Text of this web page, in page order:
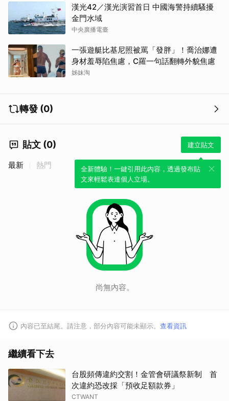
漢光42／漢光演習首日 中國海警持續騷擾
金門水域
中央廣播電臺
一張遊艇比基尼照被罵「發胖」！喬治娜遭
身材羞辱陷焦慮，C羅一句話翻轉外貌焦慮
姊妹淘
轉發 (0)
貼文 (0) 建立貼文
全新體驗！一鍵引用此內容，透過發布貼
文來輕鬆表達個人立場。
最新 熱門
尚無內容。
內容已至結尾。請注意，部分內容可能未顯示。 查看資訊
繼續看下去
台股頻傳違約交割！金管會研議祭新制 首
次違約恐改採「預收足額款券」
CTWANT